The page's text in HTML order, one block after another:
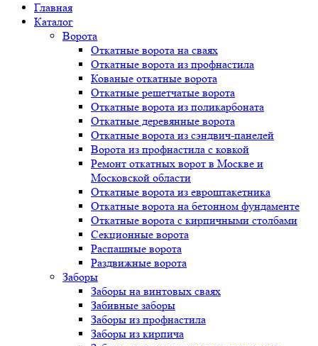
Главная
Каталог
Ворота
Откатные ворота на сваях
Откатные ворота из профнастила
Кованые откатные ворота
Откатные решетчатые ворота
Откатные ворота из поликарбоната
Откатные деревянные ворота
Откатные ворота из сэндвич-панелей
Ворота из профнастила с ковкой
Ремонт откатных ворот в Москве и
Московской области
Откатные ворота из евроштакетника
Откатные ворота на бетонном фундаменте
Откатные ворота с кирпичными столбами
Секционные ворота
Распашные ворота
Раздвижные ворота
Заборы
Заборы на винтовых сваях
Забивные заборы
Заборы из профнастила
Заборы из кирпича